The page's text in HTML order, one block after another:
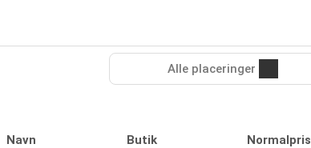
Alle placeringer
Navn Butik Normalpris